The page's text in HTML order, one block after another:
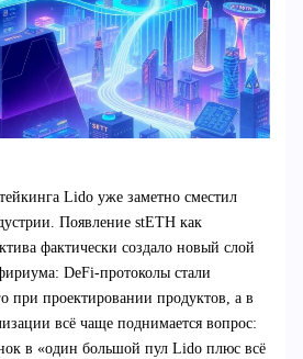
Lido уже заметно сместил
Появление stETH как
фактически создало новый слой
DeFi‑протоколы стали
при проектировании продуктов, а в
всё чаще поднимается вопрос:
в «один большой пул Lido плюс всё